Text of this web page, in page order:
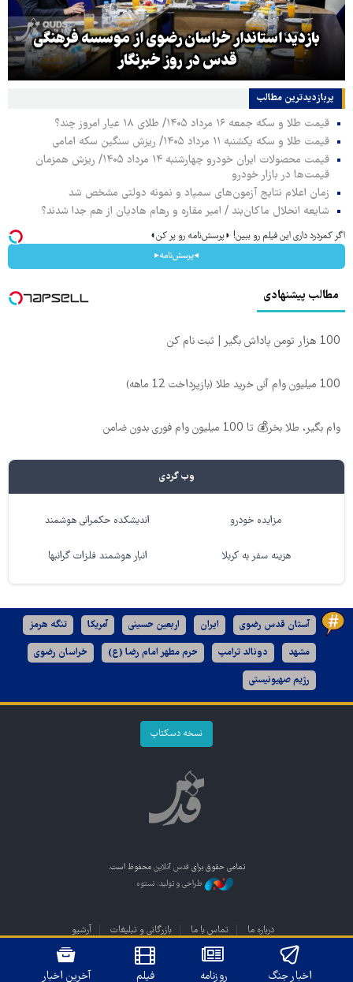
بازدید استاندار خراسان رضوی از موسسه فرهنگی
قدس در روز خبرنگار
پربازدیدترین‌ مطالب
قیمت طلا و سکه جمعه ۱۶ مرداد ۱۴۰۵/ طلای ۱۸ عیار امروز چند؟
قیمت طلا و سکه یکشنبه ۱۱ مرداد ۱۴۰۵/ ریزش سنگین سکه امامی
قیمت محصولات ایران خودرو چهارشنبه ۱۴ مرداد ۱۴۰۵/ ریزش همزمان
قیمت‌ها در بازار خودرو
زمان اعلام نتایج آزمون‌های سمپاد و نمونه دولتی مشخص شد
شایعه انحلال ماکان‌بند / امیر مقاره و رهام هادیان از هم جدا شدند؟
اگر کمردرد داری این فیلم رو ببین! ◗پرسش‌نامه رو پر کن◖
◂پرسش‌نامه▸
مطالب پیشنهادی
100 هزار تومن پاداش بگیر | ثبت نام کن
100 میلیون وام آنی خرید طلا (بازپرداخت 12 ماهه)
وام بگیر، طلا بخر💰 تا 100 میلیون وام فوری بدون ضامن
وب گردی
مزایده خودرو اندیشکده حکمرانی هوشمند
هزینه سفر به کربلا انبار هوشمند فلزات گرانبها
آستان قدس رضوی ایران اربعین حسینی آمریکا تنگه هرمز
مشهد دونالد ترامپ حرم مطهر امام رضا (ع) خراسان رضوی
رژیم صهیونیستی
نسخه دسکتاپ
تمامی حقوق برای قدس آنلاین محفوظ است.
طراحی و تولید: نستوه
درباره ما تماس با ما بازرگانی و تبلیغات آرشیو
اخبار جنگ روزنامه فیلم آخرین اخبار